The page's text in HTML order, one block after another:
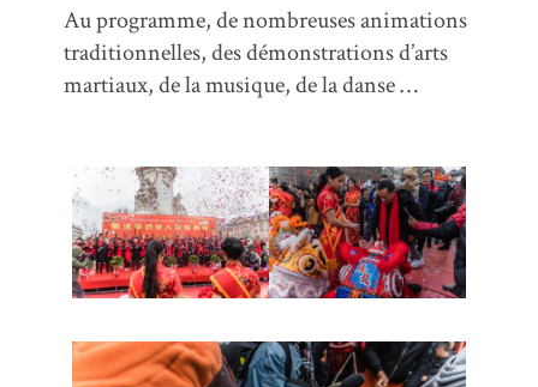
Au programme, de nombreuses animations
traditionnelles, des démonstrations d’arts
martiaux, de la musique, de la danse …